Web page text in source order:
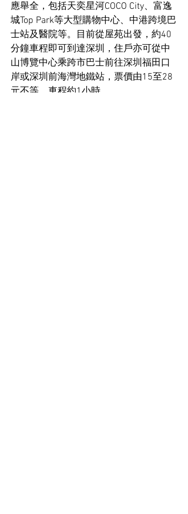
應舉全，包括天奕星河COCO City、富逸
城Top Park等大型購物中心、中港跨境巴
士站及醫院等。目前從屋苑出發，約40
分鐘車程即可到達深圳，住戶亦可從中
山博覽中心乘跨市巴士前往深圳福田口
岸或深圳前海灣地鐵站，票價由15至28
元不等，車程約1小時。